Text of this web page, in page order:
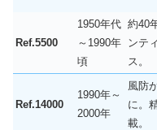
Ref.5500
1950年代
～1990年
頃
約40
ンテ
ス。
Ref.14000
1990年～
2000年
風防
に。
載。